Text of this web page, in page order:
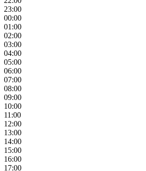
23:00
00:00
01:00
02:00
03:00
04:00
05:00
06:00
07:00
08:00
09:00
10:00
11:00
12:00
13:00
14:00
15:00
16:00
17:00